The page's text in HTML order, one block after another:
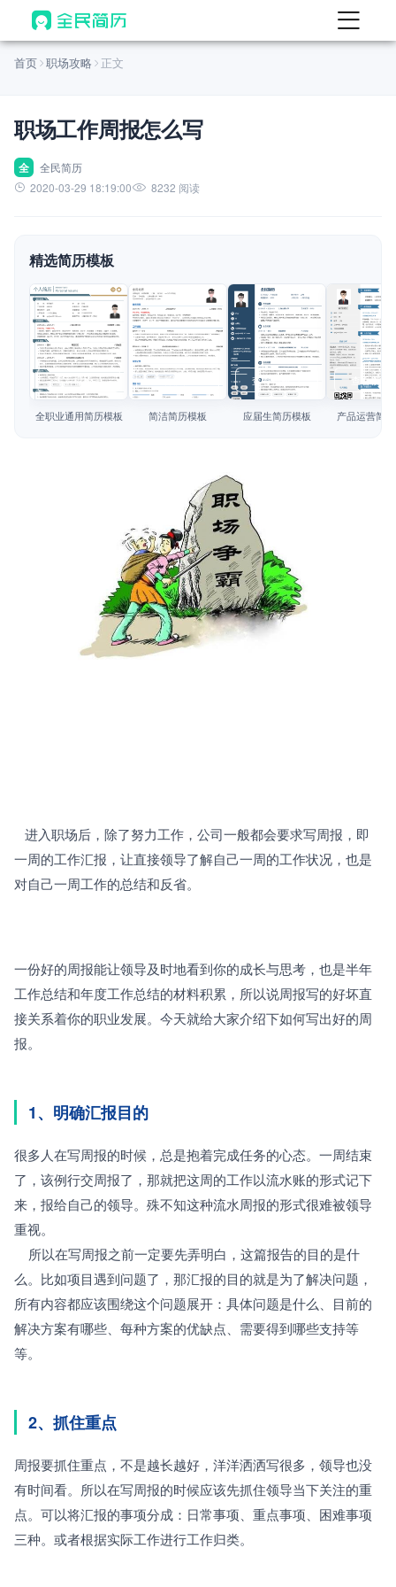
首页
AI 生成简历
AI 优化简历
AI 翻译简历
AI 模拟面试
面试自我介绍
AI 职场工具 New
简历模板
简历教程
首页 职场攻略 正文
职场工作周报怎么写
全
全民简历
2020-03-29 18:19:00
8232 阅读
精选简历模板
查看模板
全职业通用简历模板
查看模板
简洁简历模板
查看模板
应届生简历模板
查看模板
产品运营简
一周的工作汇报，让直接领导了解自己一周的工作状况，也是
对自己一周工作的总结和反省。
一份好的周报能让领导及时地看到你的成长与思考，也是半年
工作总结和年度工作总结的材料积累，所以说周报写的好坏直
接关系着你的职业发展。今天就给大家介绍下如何写出好的周
报。
1、明确汇报目的
很多人在写周报的时候，总是抱着完成任务的心态。一周结束
了，该例行交周报了，那就把这周的工作以流水账的形式记下
来，报给自己的领导。殊不知这种流水周报的形式很难被领导
重视。
么。比如项目遇到问题了，那汇报的目的就是为了解决问题，
所有内容都应该围绕这个问题展开：具体问题是什么、目前的
解决方案有哪些、每种方案的优缺点、需要得到哪些支持等
等。
2、抓住重点
周报要抓住重点，不是越长越好，洋洋洒洒写很多，领导也没
有时间看。所以在写周报的时候应该先抓住领导当下关注的重
点。可以将汇报的事项分成：日常事项、重点事项、困难事项
三种。或者根据实际工作进行工作归类。